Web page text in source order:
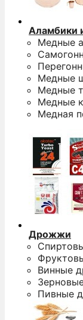
Аламбики
Медные
Медные
Медные
Медные
Медная
Дрожжи
Винные
Пивные